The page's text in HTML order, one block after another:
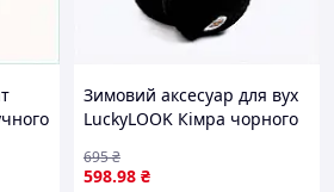
Зимовий аксесуар для вух
LuckyLOOK Кімра чорного
598.98 ₴
695₴